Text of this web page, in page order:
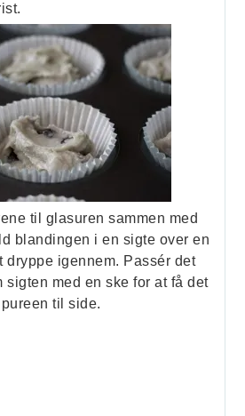
til glasuren sammen med
blandingen i en sigte over en
dryppe igennem. Passér det
sigten med en ske for at få det
til side.